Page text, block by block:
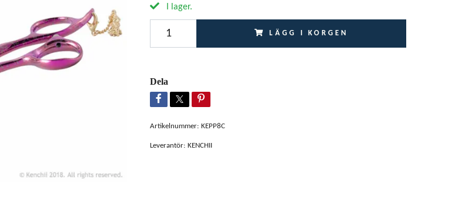
I lager.
LÄGG I KORGEN
Dela
Artikelnummer: KEPP8C
Leverantör: KENCHII